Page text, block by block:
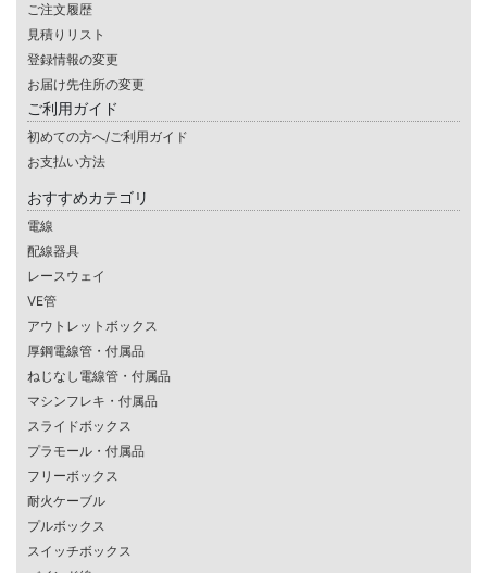
ご注文履歴
見積りリスト
登録情報の変更
お届け先住所の変更
ご利用ガイド
初めての方へ/ご利用ガイド
お支払い方法
おすすめカテゴリ
電線
配線器具
レースウェイ
VE管
アウトレットボックス
厚鋼電線管・付属品
ねじなし電線管・付属品
マシンフレキ・付属品
スライドボックス
プラモール・付属品
フリーボックス
耐火ケーブル
プルボックス
スイッチボックス